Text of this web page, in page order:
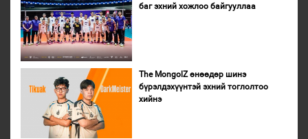
баг эхний хожлоо байгууллаа
The MongolZ өнөөдөр шинэ
бүрэлдэхүүнтэй эхний тоглолтоо
хийнэ